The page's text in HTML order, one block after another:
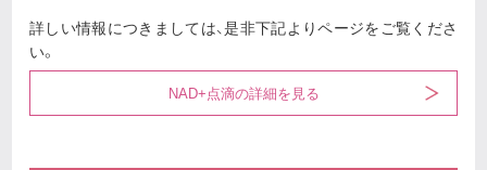
詳しい情報につきましては、是非下記よりページをご覧くださ
い。
NAD+点滴の詳細を見る